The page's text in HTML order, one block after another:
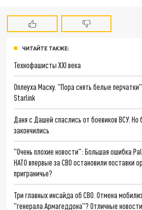
ЧИТАЙТЕ ТАКЖЕ:
Технофашисты XXI века
Оплеуха Маску. "Пора снять белые
Starlink
Даня с Дашей спаслись от боевиков ВСУ.
закончились
"Очень плохие новости": Большая ошибка
НАТО впервые за СВО остановили поставки
приграничье?
Три главных инсайда об СВО. Отмена
"генерала Армагеддона"? Отличные